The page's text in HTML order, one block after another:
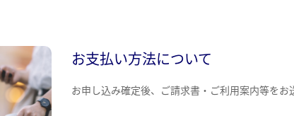
お支払い方法について
お申し込み確定後、ご請求書・ご利用案内等をお